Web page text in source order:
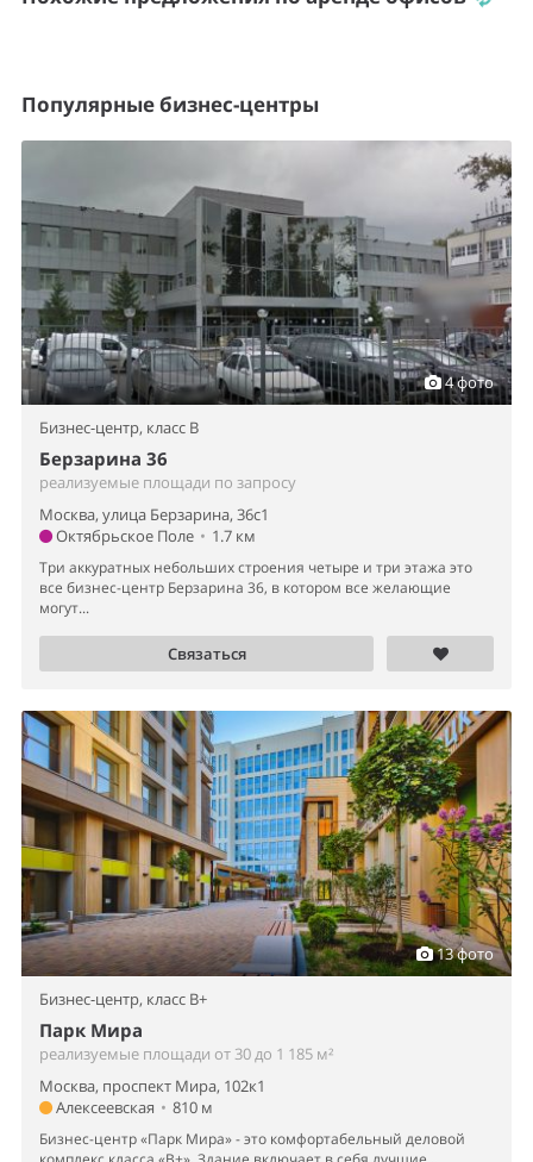
Популярные бизнес-центры
4 фото
Бизнес-центр, класс B
Берзарина 36
реализуемые площади по запросу
Москва, улица Берзарина, 36с1
Октябрьское Поле • 1.7 км
Три аккуратных небольших строения четыре и три этажа это
все бизнес-центр Берзарина 36, в котором все желающие
могут...
Связаться
13 фото
Бизнес-центр, класс B+
Парк Мира
реализуемые площади от 30 до 1 185 м²
Москва, проспект Мира, 102к1
Алексеевская • 810 м
Бизнес-центр «Парк Мира» - это комфортабельный деловой